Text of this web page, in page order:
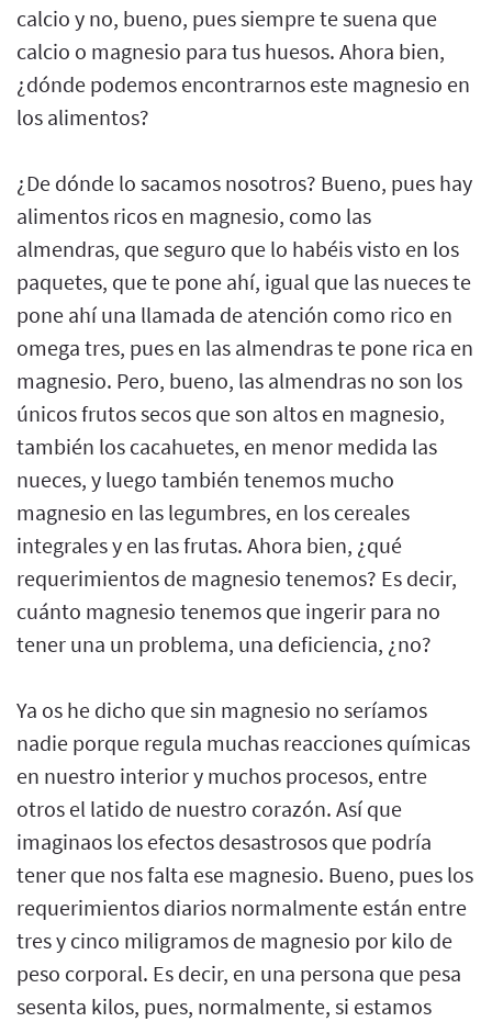
calcio y no, bueno, pues siempre te suena que
calcio o magnesio para tus huesos. Ahora bien,
¿dónde podemos encontrarnos este magnesio en
los alimentos?
¿De dónde lo sacamos nosotros? Bueno, pues hay
alimentos ricos en magnesio, como las
almendras, que seguro que lo habéis visto en los
paquetes, que te pone ahí, igual que las nueces te
pone ahí una llamada de atención como rico en
omega tres, pues en las almendras te pone rica en
magnesio. Pero, bueno, las almendras no son los
únicos frutos secos que son altos en magnesio,
también los cacahuetes, en menor medida las
nueces, y luego también tenemos mucho
magnesio en las legumbres, en los cereales
integrales y en las frutas. Ahora bien, ¿qué
requerimientos de magnesio tenemos? Es decir,
cuánto magnesio tenemos que ingerir para no
tener una un problema, una deficiencia, ¿no?
Ya os he dicho que sin magnesio no seríamos
nadie porque regula muchas reacciones químicas
en nuestro interior y muchos procesos, entre
otros el latido de nuestro corazón. Así que
imaginaos los efectos desastrosos que podría
tener que nos falta ese magnesio. Bueno, pues los
requerimientos diarios normalmente están entre
tres y cinco miligramos de magnesio por kilo de
peso corporal. Es decir, en una persona que pesa
sesenta kilos, pues, normalmente, si estamos